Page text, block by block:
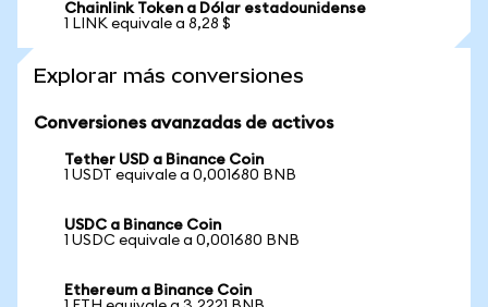
Chainlink Token a Dólar estadounidense
1 LINK equivale a 8,28 $
Explorar más conversiones
Conversiones avanzadas de activos
Tether USD a Binance Coin
1 USDT equivale a 0,001680 BNB
USDC a Binance Coin
1 USDC equivale a 0,001680 BNB
Ethereum a Binance Coin